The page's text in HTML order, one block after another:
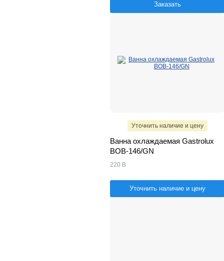
Заказать
Уточнить наличие и цену
Ванна охлаждаемая Gastrolux
ВОВ-146/GN
220 В
Уточнить наличие и цену